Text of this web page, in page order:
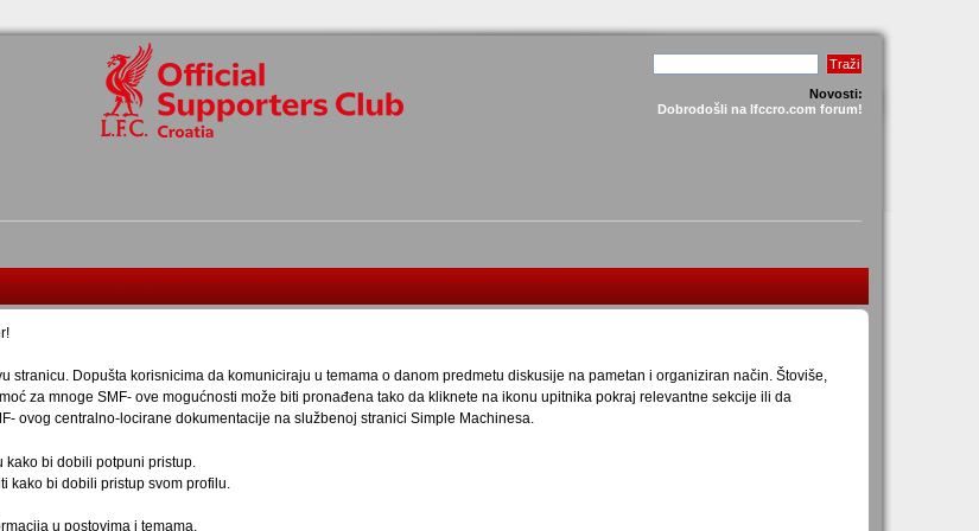
Novosti:
Dobrodošli na lfccro.com forum!
stranicu. Dopušta korisnicima da komuniciraju u temama o danom predmetu diskusije na pametan i organiziran način. Štoviše,
za mnoge SMF- ove mogućnosti može biti pronađena tako da kliknete na ikonu upitnika pokraj relevantne sekcije ili da
ovog centralno-locirane dokumentacije na službenoj stranici Simple Machinesa.
kako bi dobili potpuni pristup.
kako bi dobili pristup svom profilu.
u postovima i temama.